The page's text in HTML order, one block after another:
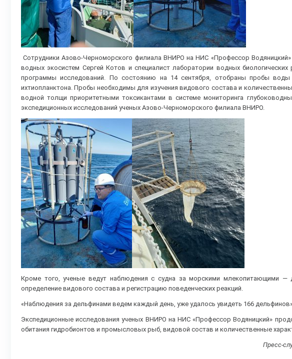
Сотрудники Азово-Черноморского филиала ВНИРО на НИС «Профессор
водных экосистем Сергей Котов и специалист лаборатории водных
программы исследований. По состоянию на 14 сентября, отобраны пробы
ихтиопланктона. Пробы необходимы для изучения видового состава и
водной толщи приоритетными токсикантами в системе мониторинга
экспедиционных исследований ученых Азово-Черноморского филиала ВНИРО.
Кроме того, ученые ведут наблюдения с судна за морскими млекопитающими —
определение видового состава и регистрацию поведенческих реакций.
«Наблюдения за дельфинами ведем каждый день, уже удалось увидеть 166
Экспедиционные исследования ученых ВНИРО на НИС «Профессор Водяницкий»
обитания гидробионтов и промысловых рыб, видовой состав и количественные
Пресс-